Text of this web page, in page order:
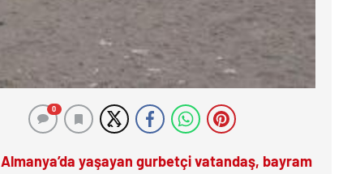
0
Almanya’da yaşayan gurbetçi vatandaş, bayram